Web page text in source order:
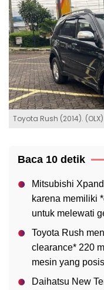
Toyota Rush (2014). (OLX)
Baca 10 detik
Mitsubishi
karena memiliki
untuk melewati
Toyota Rush
clearance* 220
mesin yang
Daihatsu New